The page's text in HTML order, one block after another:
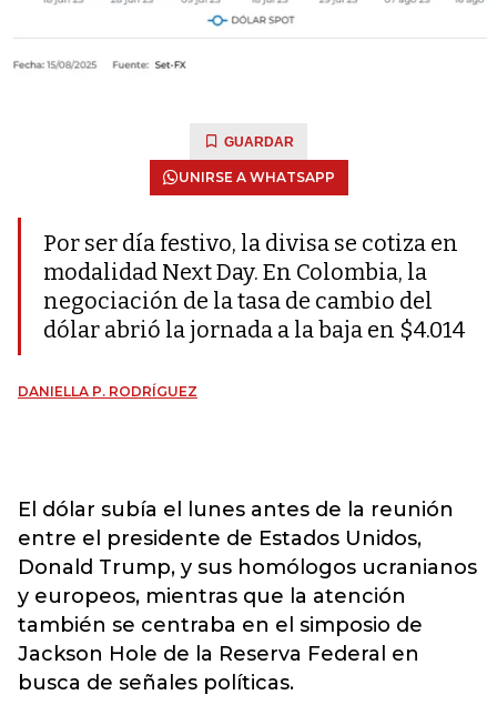
GUARDAR
UNIRSE A WHATSAPP
Por ser día festivo, la divisa se cotiza en
modalidad Next Day. En Colombia, la
negociación de la tasa de cambio del
dólar abrió la jornada a la baja en $4.014
DANIELLA P. RODRÍGUEZ
El dólar subía el lunes antes de la reunión
entre el presidente de Estados Unidos,
Donald Trump, y sus homólogos ucranianos
y europeos, mientras que la atención
también se centraba en el simposio de
Jackson Hole de la Reserva Federal en
busca de señales políticas.